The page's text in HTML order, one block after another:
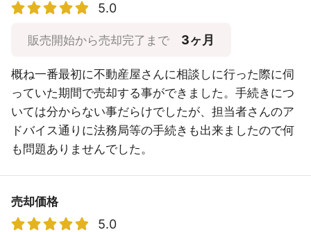
5.0
販売開始から売却完了まで 3ヶ月
概ね一番最初に不動産屋さんに相談しに行った際に伺
っていた期間で売却する事ができました。手続きにつ
いては分からない事だらけでしたが、担当者さんのア
ドバイス通りに法務局等の手続きも出来ましたので何
も問題ありませんでした。
売却価格
5.0